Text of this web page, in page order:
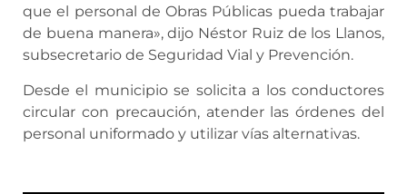
que el personal de Obras Públicas pueda trabajar
de buena manera», dijo Néstor Ruiz de los Llanos,
subsecretario de Seguridad Vial y Prevención.
Desde el municipio se solicita a los conductores
circular con precaución, atender las órdenes del
personal uniformado y utilizar vías alternativas.